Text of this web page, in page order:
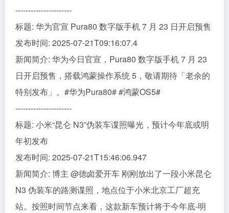
----------------------
标题: 华为官宣 Pura80 数字版手机 7 月 23 日开启预售
发布时间: 2025-07-21T09:16:07.4
新闻简介: 华为今日官宣，Pura80 数字版手机 7 月 23
日开启预售，搭载鸿蒙操作系统 5，敬请期待「老余的
特别发布」。#华为Pura80# #鸿蒙OS5#
----------------------
标题: 小米“昆仑 N3”伪装车谍照曝光，预计今年底或明
年初发布
发布时间: 2025-07-21T15:46:06.947
新闻简介: 博主 @德卤爱开车 刚刚放出了一段小米昆仑
N3 伪装车的路测谍照，地点位于小米北京工厂超充
站。按照时间节点来看，这款新车预计将于今年底-明